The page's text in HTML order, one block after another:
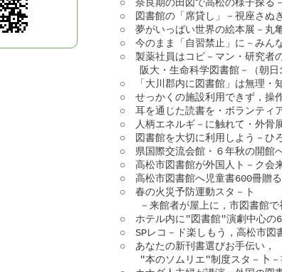
○　奈良期の田図で高松の様子探る
○　図書館の「席貸し」－視座さぬ
○　夢がいっばい世界の絵本展－丸
○　今のまま「自習禁止」に－みん
○　製薬社員はコピ－マン・研究者
阪大・生命科学図書館－（朝日1
○　「大川郡内に図書館」は無理・
○　せっかくの施設利用できず，操
○　耳を通じた読書を・ボランティ
○　人柄エネルギ－に触れて・外骨
○　図書館を大切に利用しよう－ひ
○　県国際交流会館・６年秋の開館
○　高松市図書館が外国人ト－ク会
○　高松市図書館へ児童書600冊贈
○　春の火災予防運動スタ－ト
－来館者が屋上に，市図書館で
○　ホテル内に"図書館"演劇中心の
○　SPレコ－ド楽しもう，高松市図
○　あなたの新刊書選びお手伝い，
"本のソムリエ"制度スタ－卜－